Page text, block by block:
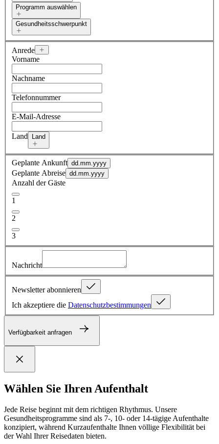
Programm auswählen
Gesundheitsschwerpunkt
Anrede
Vorname
Nachname
Telefonnummer
E-Mail-Adresse
Land Land
Geplante Ankunft dd.mm.yyyy
Geplante Abreise dd.mm.yyyy
Anzahl der Gäste
1
2
3
Nachricht
Newsletter abonnieren
Ich akzeptiere die Datenschutzbestimmungen
Verfügbarkeit anfragen
Wählen Sie Ihren Aufenthalt
Jede Reise beginnt mit dem richtigen Rhythmus. Unsere
Gesundheitsprogramme sind als 7-, 10- oder 14-tägige Aufenthalte
konzipiert, während Kurzaufenthalte Ihnen völlige Flexibilität bei
der Wahl Ihrer Reisedaten bieten.